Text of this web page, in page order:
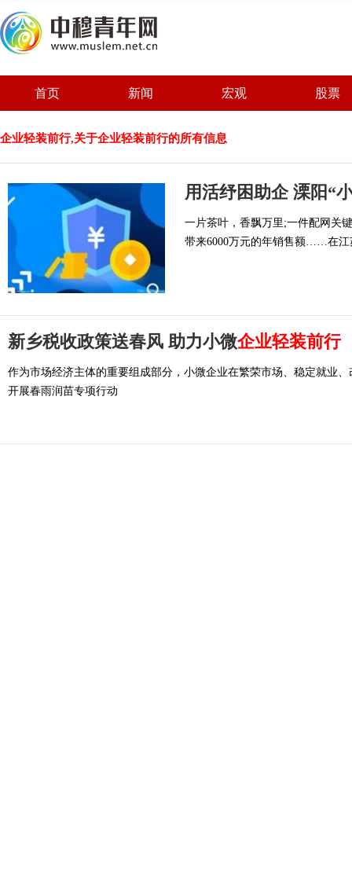
首页 新闻 宏观 股票
企业轻装前行,关于企业轻装前行的所有信息
用活纾困助企 溧阳“
一片茶叶，香飘万里;一件配网关
带来6000万元的年销售额……在江
新乡税收政策送春风 助力小微企业轻装前行
作为市场经济主体的重要组成部分，小微企业在繁荣市场、稳定就业
开展春雨润苗专项行动